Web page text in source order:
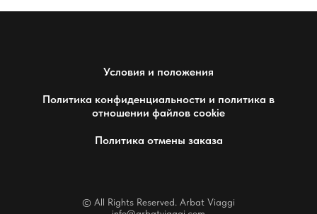
Условия и положения
Политика конфиденциальности и политика в
отношении файлов cookie
Политика отмены заказа
© All Rights Reserved. Arbat Viaggi